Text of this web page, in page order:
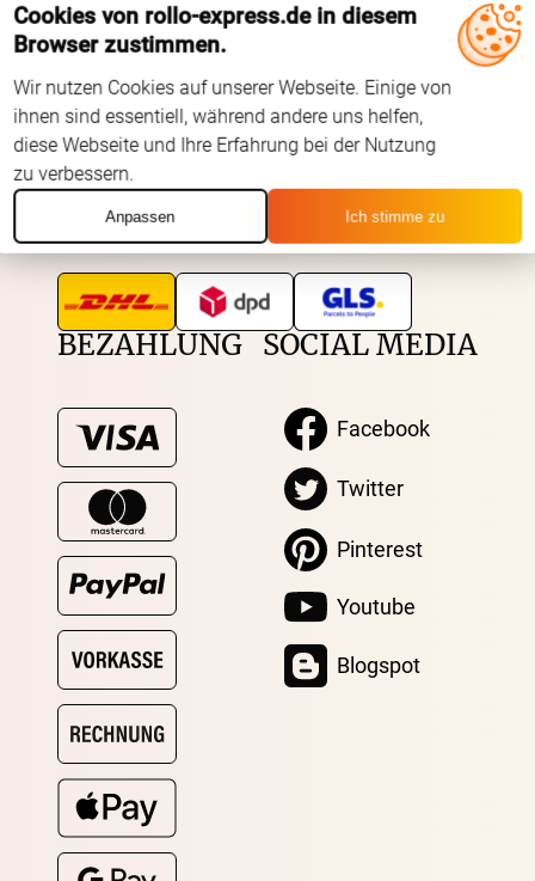
Cookies von rollo-express.de in diesem
Browser zustimmen.
Wir nutzen Cookies auf unserer Webseite. Einige von
ihnen sind essentiell, während andere uns helfen,
diese Webseite und Ihre Erfahrung bei der Nutzung
zu verbessern.
Anpassen Ich stimme zu
Kostenloser Musterversand
Reklamation
Widerruf
Unsere Versandpartner:
BEZAHLUNG SOCIAL MEDIA
Facebook
Twitter
Pinterest
Youtube
Blogspot